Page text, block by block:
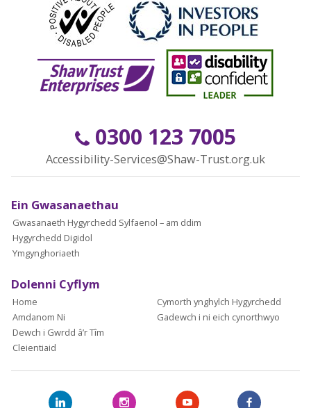
0300 123 7005
Accessibility-Services@Shaw-Trust.org.uk
Ein Gwasanaethau
Gwasanaeth Hygyrchedd Sylfaenol – am ddim
Hygyrchedd Digidol
Ymgynghoriaeth
Dolenni Cyflym
Home
Amdanom Ni
Dewch i Gwrdd â’r Tîm
Cleientiaid
Cymorth ynghylch Hygyrchedd
Gadewch i ni eich cynorthwyo